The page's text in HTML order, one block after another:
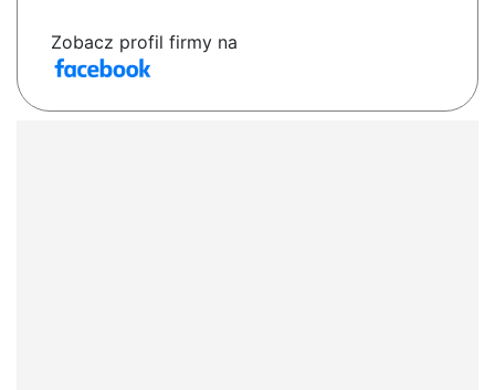
Zobacz profil firmy na